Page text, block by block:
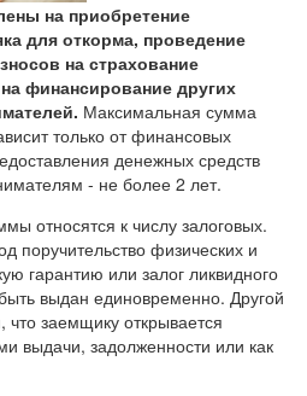
на приобретение
для откорма, проведение
на страхование
финансирование других
Максимальная сумма
только от финансовых
денежных средств
- не более 2 лет.
относятся к числу залоговых.
поручительство физических и
гарантию или залог ликвидного
выдан единовременно. Другой
что заемщику открывается
выдачи, задолженности или как